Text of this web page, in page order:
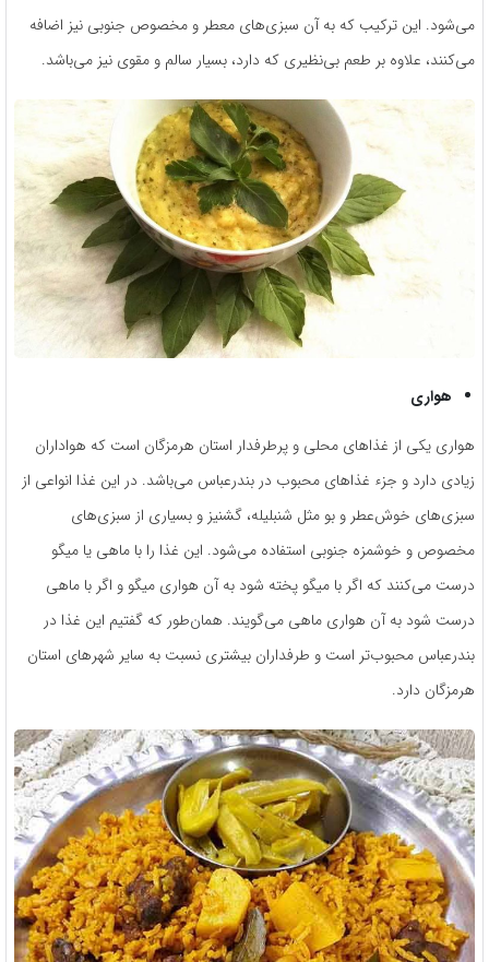
می‌شود. این ترکیب که به آن سبزی‌های معطر و مخصوص جنوبی نیز اضافه
می‌کنند، علاوه بر طعم بی‌نظیری که دارد، بسیار سالم و مقوی نیز می‌باشد.
هواری
هواری یکی از غذاهای محلی و پرطرفدار استان هرمزگان است که هواداران
زیادی دارد و جزء غذاهای محبوب در بندرعباس می‌باشد. در این غذا انواعی از
سبزی‌های خوش‌عطر و بو مثل شنبلیله، گشنیز و بسیاری از سبزی‌های
مخصوص و خوشمزه جنوبی استفاده می‌شود. این غذا را با ماهی یا میگو
درست می‌کنند که اگر با میگو پخته شود به آن هواری میگو و اگر با ماهی
درست شود به آن هواری ماهی می‌گویند. همان‌طور که گفتیم این غذا در
بندرعباس محبوب‌تر است و طرفداران بیشتری نسبت به سایر شهرهای استان
هرمزگان دارد.